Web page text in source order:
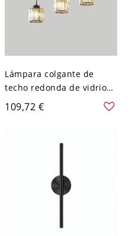
Lámpara colgante de
techo redonda de vidrio
negro de 3 luces con
dosel lineal, moderna
109,72 €